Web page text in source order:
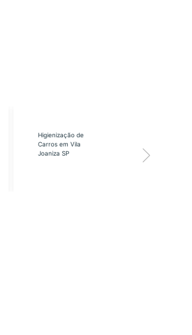
Higienização de
Carros em Vila
Joaniza SP